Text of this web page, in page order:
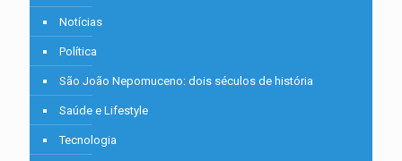
Notícias
Política
São João Nepomuceno: dois séculos de história
Saúde e Lifestyle
Tecnologia